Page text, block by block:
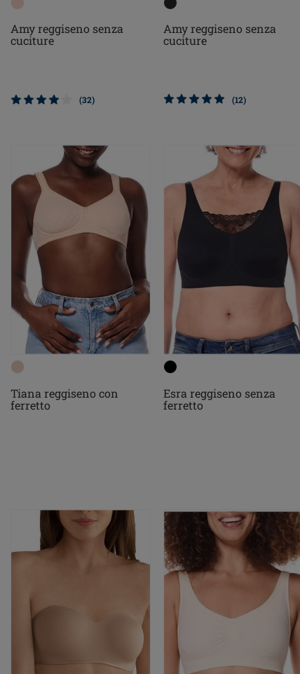
Amy reggiseno senza
cuciture
(32)
Amy reggiseno senza
cuciture
(12)
Tiana reggiseno con
ferretto
Esra reggiseno senza
ferretto